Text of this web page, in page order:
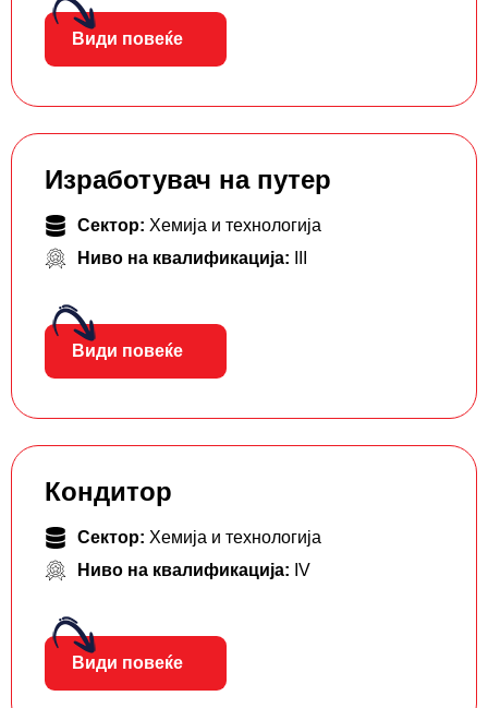
Види повеќе
Изработувач на путер
Сектор: Хемија и технологија
Ниво на квалификација:
Види повеќе
Кондитор
Сектор: Хемија и технологија
Ниво на квалификација: IV
Види повеќе